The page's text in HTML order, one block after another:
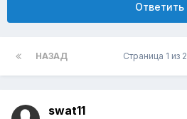
Ответить
НАЗАД Страница 1 из 2
swat11